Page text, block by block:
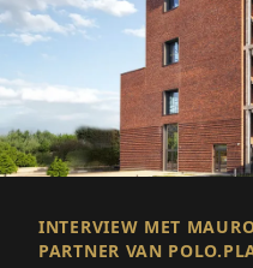
INTERVIEW MET
PARTNER VAN